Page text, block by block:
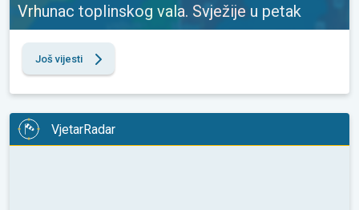
Vrhunac toplinskog vala. Svježije u petak
Još vijesti
VjetarRadar